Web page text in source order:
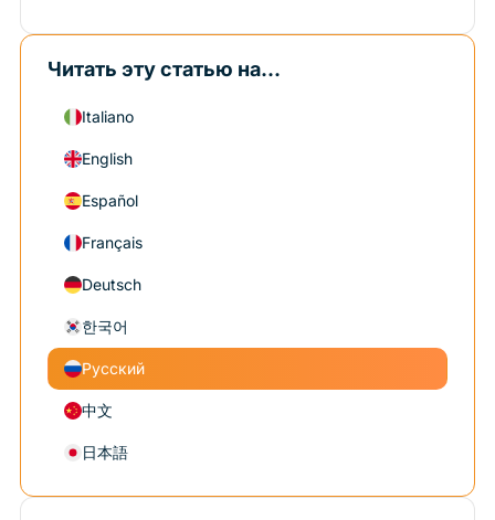
Читать эту статью на...
Italiano
English
Español
Français
Deutsch
한국어
Русский
中文
日本語